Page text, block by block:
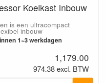
Koelkast Inbouw
is een ultracompact
inbouw
1~3 werkdagen
1,179.00
974.38 excl. BTW